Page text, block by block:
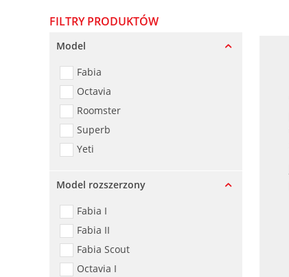
FILTRY PRODUKTÓW
Model
Fabia
Octavia
Roomster
Superb
Yeti
Model rozszerzony
Fabia I
Fabia II
Fabia Scout
Octavia I